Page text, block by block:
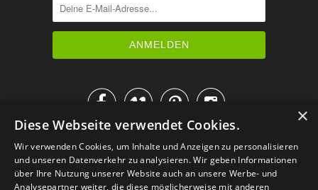

IM KATALOG BLÄTTERN
×
Diese Webseite verwendet Cookies.
Wir verwenden Cookies, um Inhalte und Anzeigen zu personalisieren
und unseren Datenverkehr zu analysieren. Wir geben Informationen
über Ihre Nutzung unserer Website auch an unsere Werbe- und
Analysepartner weiter, die diese möglicherweise mit anderen